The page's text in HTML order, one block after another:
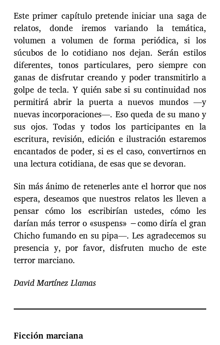
Este primer capítulo pretende iniciar una saga de
relatos, donde iremos variando la temática,
volumen a volumen de forma periódica, si los
súcubos de lo cotidiano nos dejan. Serán estilos
diferentes, tonos particulares, pero siempre con
ganas de disfrutar creando y poder transmitirlo a
golpe de tecla. Y quién sabe si su continuidad nos
permitirá abrir la puerta a nuevos mundos —y
nuevas incorporaciones—. Eso queda de su mano y
sus ojos. Todas y todos los participantes en la
escritura, revisión, edición e ilustración estaremos
encantados de poder, si es el caso, convertirnos en
una lectura cotidiana, de esas que se devoran.
Sin más ánimo de retenerles ante el horror que nos
espera, deseamos que nuestros relatos les lleven a
pensar cómo los escribirían ustedes, cómo les
darían más terror o «suspens» −como diría el gran
Chicho fumando en su pipa—. Les agradecemos su
presencia y, por favor, disfruten mucho de este
terror marciano.
David Martínez Llamas
Ficción marciana